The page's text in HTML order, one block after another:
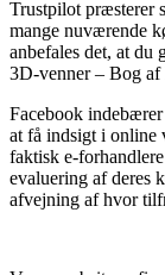
Trustpilot præsterer
mange nuværende
anbefales det, at du
3D-venner – Bog
Facebook
at få indsigt i online
faktisk e-
evaluering af deres
afvejning af hvor